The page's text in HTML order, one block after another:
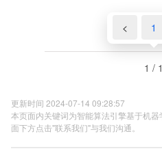
< 1
1 / 1
更新时间 2024-07-14 09:28:57
本页面内关键词为智能算法引擎基于机
面下方点击"联系我们"与我们沟通。